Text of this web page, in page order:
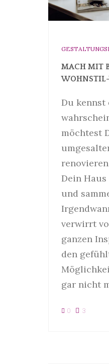
MACH MIT
Du kennst
möchtest
Dein
und
verwirrt
ganzen
den
gar nicht
0 3